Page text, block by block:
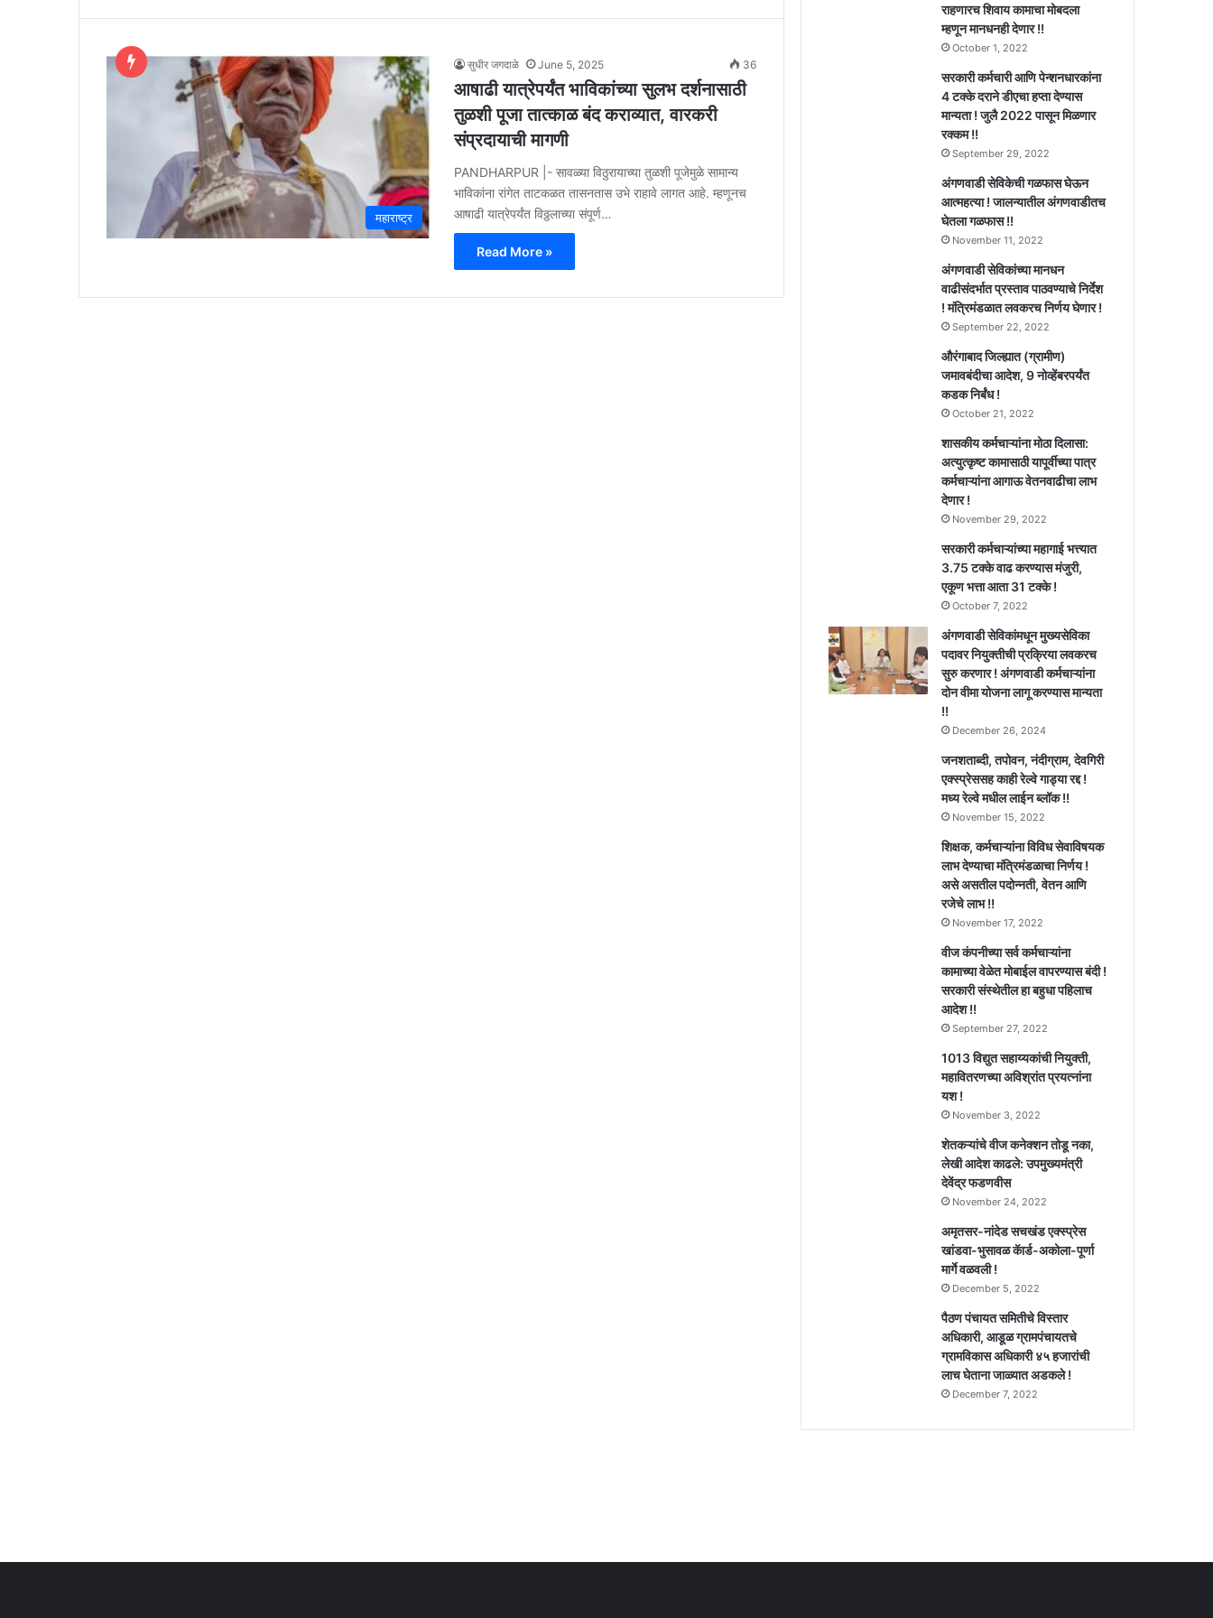
महाराष्ट्र
सुधीर जगदाळे June 5, 2025 36
आषाढी यात्रेपर्यंत भाविकांच्या सुलभ दर्शनासाठी
तुळशी पूजा तात्काळ बंद कराव्यात, वारकरी
संप्रदायाची मागणी
PANDHARPUR |- सावळ्या विठुरायाच्या तुळशी पूजेमुळे सामान्य
भाविकांना रांगेत ताटकळत तासनतास उभे राहावे लागत आहे. म्हणूनच
आषाढी यात्रेपर्यंत विठ्ठलाच्या संपूर्ण…
Read More »
राहणारच शिवाय कामाचा मोबदला
म्हणून मानधनही देणार !!
October 1, 2022
सरकारी कर्मचारी आणि पेन्शनधारकांना
4 टक्के दराने डीएचा हप्ता देण्यास
मान्यता ! जुलै 2022 पासून मिळणार
रक्कम !!
September 29, 2022
अंगणवाडी सेविकेची गळफास घेऊन
आत्महत्या ! जालन्यातील अंगणवाडीतच
घेतला गळफास !!
November 11, 2022
अंगणवाडी सेविकांच्या मानधन
वाढीसंदर्भात प्रस्ताव पाठवण्याचे निर्देश
! मंत्रिमंडळात लवकरच निर्णय घेणार !
September 22, 2022
औरंगाबाद जिल्ह्यात (ग्रामीण)
जमावबंदीचा आदेश, 9 नोव्हेंबरपर्यंत
कडक निर्बंध !
October 21, 2022
शासकीय कर्मचाऱ्यांना मोठा दिलासा:
अत्युत्कृष्ट कामासाठी यापूर्वीच्या पात्र
कर्मचाऱ्यांना आगाऊ वेतनवाढीचा लाभ
देणार !
November 29, 2022
सरकारी कर्मचाऱ्यांच्या महागाई भत्त्यात
3.75 टक्के वाढ करण्यास मंजुरी,
एकूण भत्ता आता 31 टक्के !
October 7, 2022
अंगणवाडी सेविकांमधून मुख्यसेविका
पदावर नियुक्तीची प्रक्रिया लवकरच
सुरु करणार ! अंगणवाडी कर्मचाऱ्यांना
दोन वीमा योजना लागू करण्यास मान्यता
!!
December 26, 2024
जनशताब्दी, तपोवन, नंदीग्राम, देवगिरी
एक्स्प्रेससह काही रेल्वे गाड्या रद्द !
मध्य रेल्वे मधील लाईन ब्लॉक !!
November 15, 2022
शिक्षक, कर्मचाऱ्यांना विविध सेवाविषयक
लाभ देण्याचा मंत्रिमंडळाचा निर्णय !
असे असतील पदोन्नती, वेतन आणि
रजेचे लाभ !!
November 17, 2022
वीज कंपनीच्या सर्व कर्मचाऱ्यांना
कामाच्या वेळेत मोबाईल वापरण्यास बंदी !
सरकारी संस्थेतील हा बहुधा पहिलाच
आदेश !!
September 27, 2022
1013 विद्युत सहाय्यकांची नियुक्ती,
महावितरणच्या अविश्रांत प्रयत्नांना
यश !
November 3, 2022
शेतकऱ्यांचे वीज कनेक्शन तोडू नका,
लेखी आदेश काढले: उपमुख्यमंत्री
देवेंद्र फडणवीस
November 24, 2022
अमृतसर-नांदेड सचखंड एक्स्प्रेस
खांडवा-भुसावळ कॅार्ड-अकोला-पूर्णा
मार्गे वळवली !
December 5, 2022
पैठण पंचायत समितीचे विस्तार
अधिकारी, आडूळ ग्रामपंचायतचे
ग्रामविकास अधिकारी ४५ हजारांची
लाच घेताना जाळ्यात अडकले !
December 7, 2022